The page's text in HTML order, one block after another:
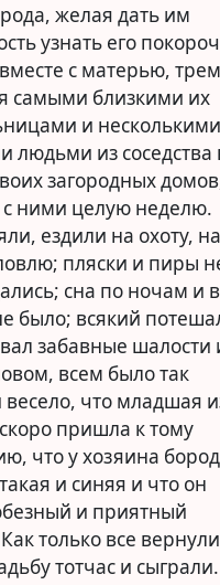
желая дать им
узнать его
с матерью,
самыми близкими их
и несколькими
людьми из соседства
загородных
с ними целую неделю.
ездили на охоту, на
пляски и пиры
сна по ночам и в
было; всякий
забавные шалости
всем было так
что младшая
пришла к тому
что у хозяина
и синяя и что он
и приятный
только все
тотчас и сыграли.